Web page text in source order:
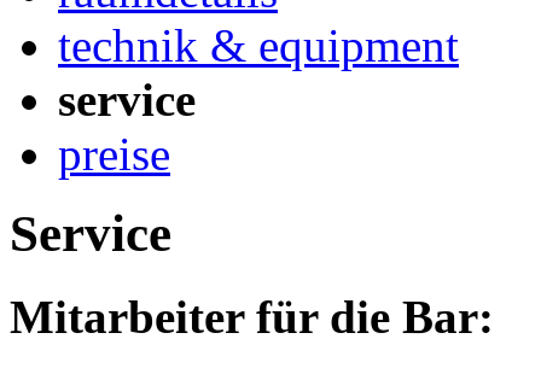
technik & equipment
service
preise
Service
Mitarbeiter für die Bar: